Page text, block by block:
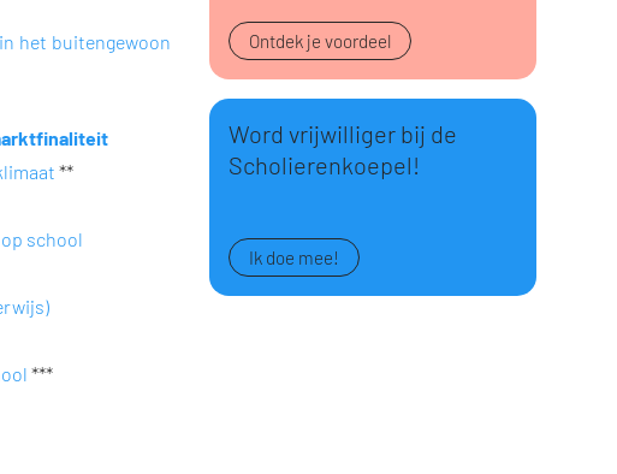
het buitengewoon
**
school
***
Ontdek je voordeel
Word vrijwilliger bij de
Scholierenkoepel!
Ik doe mee!